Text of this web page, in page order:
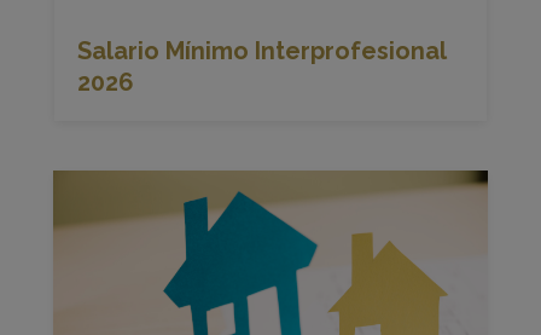
Salario Mínimo Interprofesional
2026